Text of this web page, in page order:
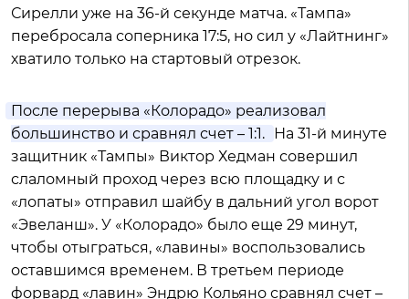
Сирелли уже на 36-й секунде матча. «Тампа»
перебросала соперника 17:5, но сил у «Лайтнинг»
хватило только на стартовый отрезок.
После перерыва «Колорадо» реализовал
большинство и сравнял счет – 1:1. На 31-й минуте
защитник «Тампы» Виктор Хедман совершил
слаломный проход через всю площадку и с
«лопаты» отправил шайбу в дальний угол ворот
«Эвеланш». У «Колорадо» было еще 29 минут,
чтобы отыграться, «лавины» воспользовались
оставшимся временем. В третьем периоде
форвард «лавин» Эндрю Кольяно сравнял счет –